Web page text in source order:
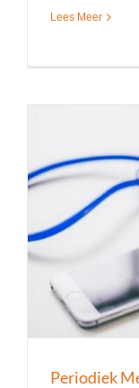
Lees Meer
Periodiek